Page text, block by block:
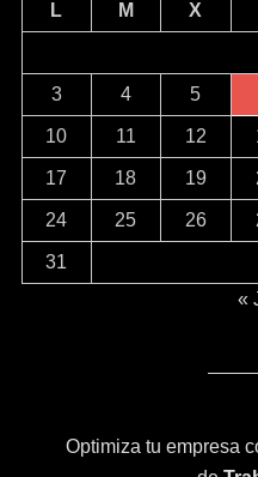
L M X
3 4 5
10 11 12
17 18 19
24 25 26
31
«
Optimiza tu empresa